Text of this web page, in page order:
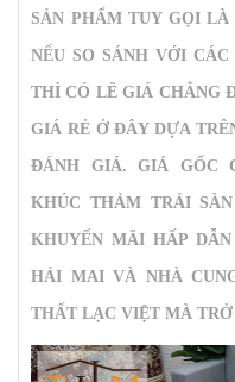
SẢN PHẨM TUY GỌI LÀ
NẾU SO SÁNH VỚI
THÌ CÓ LẼ GIÁ CHẲNG
GIÁ RẺ Ở ĐÂY DỰA
ĐÁNH GIÁ. GIÁ GỐC
KHÚC THẢM TRẢI
KHUYẾN MÃI HẤP
HẢI MAI VÀ NHÀ
THẤT LẠC VIỆT MÀ